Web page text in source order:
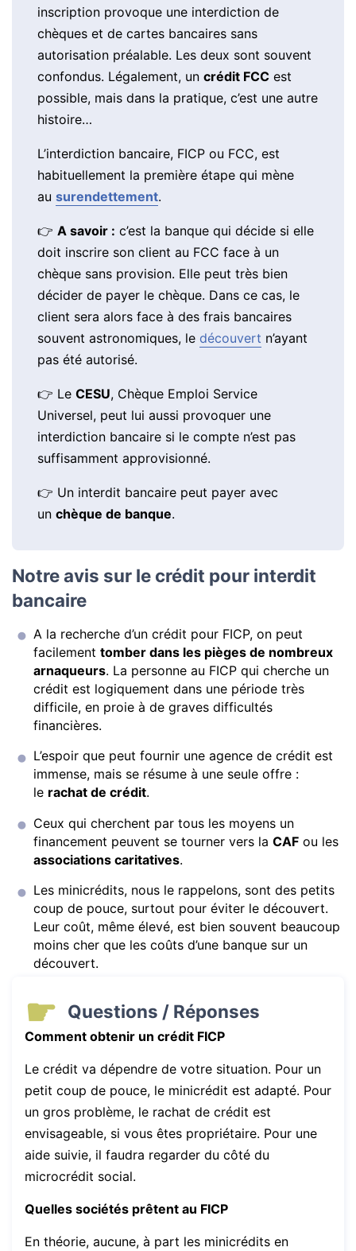
inscription provoque une interdiction de
chèques et de cartes bancaires sans
autorisation préalable. Les deux sont souvent
confondus. Légalement, un crédit FCC est
possible, mais dans la pratique, c’est une autre
histoire…
L’interdiction bancaire, FICP ou FCC, est
habituellement la première étape qui mène
au surendettement.
👉 A savoir : c’est la banque qui décide si elle
doit inscrire son client au FCC face à un
chèque sans provision. Elle peut très bien
décider de payer le chèque. Dans ce cas, le
client sera alors face à des frais bancaires
souvent astronomiques, le découvert n’ayant
pas été autorisé.
👉 Le CESU, Chèque Emploi Service
Universel, peut lui aussi provoquer une
interdiction bancaire si le compte n’est pas
suffisamment approvisionné.
👉 Un interdit bancaire peut payer avec
un chèque de banque.
Notre avis sur le crédit pour interdit
bancaire
A la recherche d’un crédit pour FICP, on peut
facilementtomber dans les pièges de nombreux
arnaqueurs. La personne au FICP qui cherche un
crédit est logiquement dans une période très
difficile, en proie à de graves difficultés
financières.
L’espoir que peut fournir une agence de crédit est
immense, mais se résume à une seule offre :
le rachat de crédit.
Ceux qui cherchent par tous les moyens un
financement peuvent se tourner vers laCAF ou les
associations caritatives.
Les minicrédits, nous le rappelons, sont des petits
coup de pouce, surtout pour éviter le découvert.
Leur coût, même élevé, est bien souvent beaucoup
moins cher que les coûts d’une banque sur un
découvert.
Questions / Réponses
Comment obtenir un crédit FICP
Le crédit va dépendre de votre situation. Pour un
petit coup de pouce, le minicrédit est adapté. Pour
un gros problème, le rachat de crédit est
envisageable, si vous êtes propriétaire. Pour une
aide suivie, il faudra regarder du côté du
microcrédit social.
Quelles sociétés prêtent au FICP
En théorie, aucune, à part les minicrédits en